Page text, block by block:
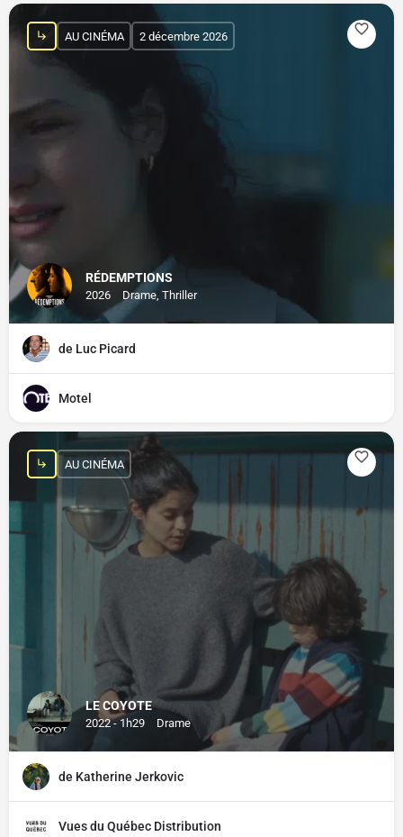
RÉDEMPTIONS
2026 Drame, Thriller
AU CINÉMA 2 décembre 2026
de Luc Picard
Motel
LE COYOTE
2022 - 1h29 Drame
AU CINÉMA
de Katherine Jerkovic
Vues du Québec Distribution